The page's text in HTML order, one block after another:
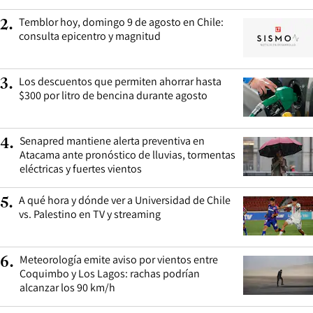
2. Temblor hoy, domingo 9 de agosto en Chile:
consulta epicentro y magnitud
3. Los descuentos que permiten ahorrar hasta
$300 por litro de bencina durante agosto
4. Senapred mantiene alerta preventiva en
Atacama ante pronóstico de lluvias, tormentas
eléctricas y fuertes vientos
5. A qué hora y dónde ver a Universidad de Chile
vs. Palestino en TV y streaming
6. Meteorología emite aviso por vientos entre
Coquimbo y Los Lagos: rachas podrían
alcanzar los 90 km/h